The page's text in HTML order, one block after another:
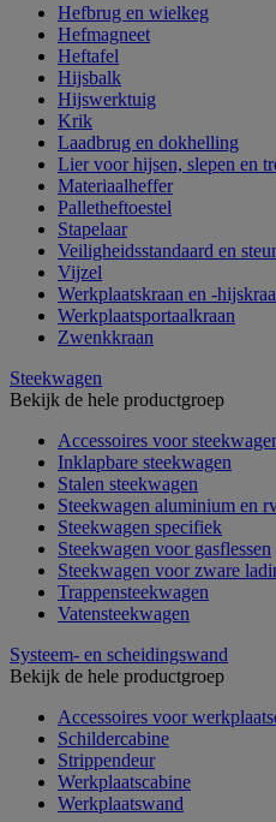
Hefbrug en wielkeg
Hefmagneet
Heftafel
Hijsbalk
Hijswerktuig
Krik
Laadbrug en dokhelling
Lier voor hijsen, slepen en
Materiaalheffer
Palletheftoestel
Stapelaar
Veiligheidsstandaard en
Vijzel
Werkplaatskraan en -
Werkplaatsportaalkraan
Zwenkkraan
Steekwagen
Bekijk de hele productgroep
Accessoires voor
Inklapbare steekwagen
Stalen steekwagen
Steekwagen aluminium en
Steekwagen specifiek
Steekwagen voor gasflessen
Steekwagen voor zware
Trappensteekwagen
Vatensteekwagen
Systeem- en scheidingswand
Bekijk de hele productgroep
Accessoires voor
Schildercabine
Strippendeur
Werkplaatscabine
Werkplaatswand